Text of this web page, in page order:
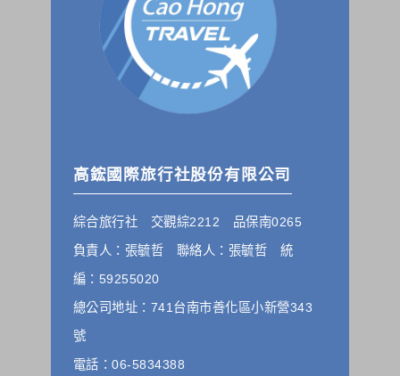
的個人資料揭露予第三人或使用於蒐集目的以外之其他用途。
在您於本網站註冊帳號、使用本網站相關產品、服務、活動或
贈獎時，本網站會收集您的個人識別資料，本網站也可以從商
業夥伴處取得個人資料。
當客戶在本網站註冊時，我們會取得您的姓名、電話、住址、
身份證字號、電子郵件、出生日期、性別、行業等相關資料，
當您註冊成功，並登入使用我們的服務後，我們即取得您的資
成功，並登入使用我們的服務後，本網站即取得您的資料。
用的瀏覽器、瀏覽及點選資料紀錄等。本網站會對個別連線者
的瀏覽器予以標示，歸納使用者瀏覽器在本網站內部所瀏覽的
網頁，除非您願意告知您的個人資料，否則本網站不會也無法
將此項記錄和您對應。請您注意，在本網站網刊登廣告之廠
提供的個人資訊，這些廣告廠商、或連結網站有其個別的私權
保護政策，其資料處理措施不適用本網站隱私權保護政策，本
本網站將在事前或註冊登錄取得您的同意後，傳送商業性資料
高鋐國際旅行社股份有限公司
綜合旅行社 交觀綜2212 品保南0265
負責人：張毓哲 聯絡人：張毓哲 統
編：59255020
總公司地址：741台南市善化區小新營343
號
電話：06-5834388